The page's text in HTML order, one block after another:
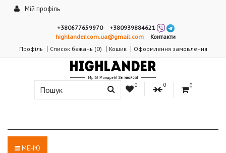
Мій профіль
+380677659970
+380939884621
highlander.com.ua@gmail.com
Контакти
Профіль
Список бажань (0) Кошик Оформлення замовлення
0 0 0
МЕНЮ